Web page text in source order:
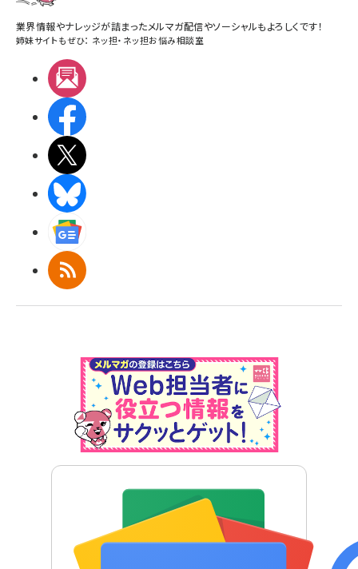
業界情報やナレッジが詰まったメルマガ配信やソーシャルもよろしくです！
姉妹サイトもぜひ： ネッ担・ ネッ担お悩み相談室
RSS